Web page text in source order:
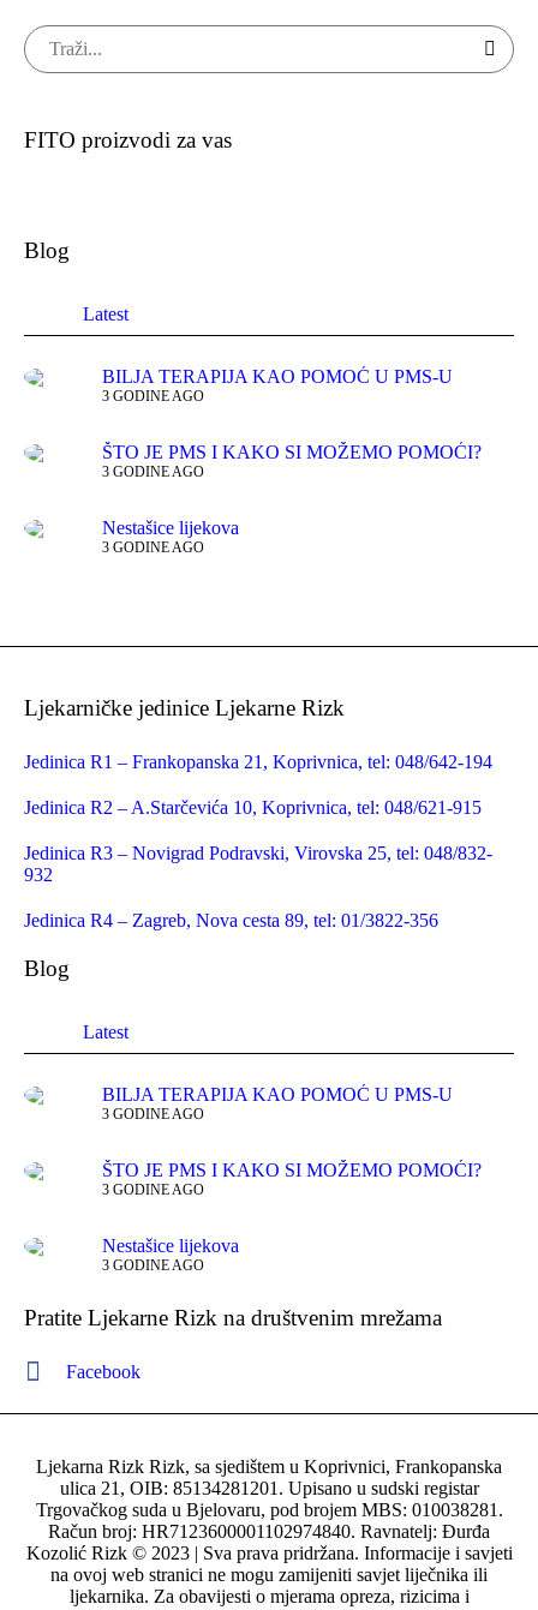
FITO proizvodi za vas
Blog
Latest
BILJA TERAPIJA KAO POMOĆ U PMS-U
3 GODINE AGO
ŠTO JE PMS I KAKO SI MOŽEMO POMOĆI?
3 GODINE AGO
Nestašice lijekova
3 GODINE AGO
Ljekarničke jedinice Ljekarne Rizk
Jedinica R1 – Frankopanska 21, Koprivnica, tel: 048/642-194
Jedinica R2 – A.Starčevića 10, Koprivnica, tel: 048/621-915
Jedinica R3 – Novigrad Podravski, Virovska 25, tel: 048/832-
932
Jedinica R4 – Zagreb, Nova cesta 89, tel: 01/3822-356
Blog
Latest
BILJA TERAPIJA KAO POMOĆ U PMS-U
3 GODINE AGO
ŠTO JE PMS I KAKO SI MOŽEMO POMOĆI?
3 GODINE AGO
Nestašice lijekova
3 GODINE AGO
Pratite Ljekarne Rizk na društvenim mrežama
Facebook
Ljekarna Rizk Rizk, sa sjedištem u Koprivnici, Frankopanska
ulica 21, OIB: 85134281201. Upisano u sudski registar
Trgovačkog suda u Bjelovaru, pod brojem MBS: 010038281.
Račun broj: HR7123600001102974840. Ravnatelj: Đurđa
Kozolić Rizk © 2023 | Sva prava pridržana. Informacije i savjeti
na ovoj web stranici ne mogu zamijeniti savjet liječnika ili
ljekarnika. Za obavijesti o mjerama opreza, rizicima i